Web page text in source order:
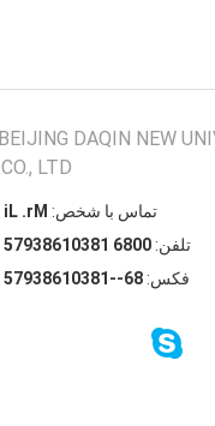
BEIJING DAQIN NEW
CO., LTD.
تماس با شخص: Mr. Li
تلفن: 0086 18301683975
فکس: 86--18301683975